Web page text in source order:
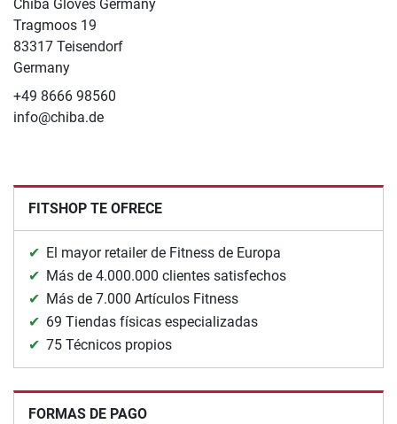
Chiba Gloves Germany
Tragmoos 19
83317 Teisendorf
Germany
+49 8666 98560
info@chiba.de
FITSHOP TE OFRECE
El mayor retailer de Fitness de Europa
Más de 4.000.000 clientes satisfechos
Más de 7.000 Artículos Fitness
69 Tiendas físicas especializadas
75 Técnicos propios
FORMAS DE PAGO